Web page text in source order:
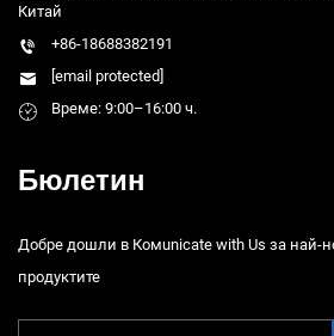
Китай
+86-18688382191
[email protected]
Време: 9:00–16:00 ч.
Бюлетин
Добре дошли в Комunicate with Us за най-
продуктите